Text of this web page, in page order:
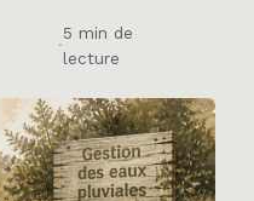
·
5 min de
lecture